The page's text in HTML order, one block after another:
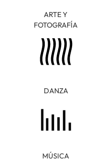
ARTE Y
FOTOGRAFÍA
DANZA
MÚSICA